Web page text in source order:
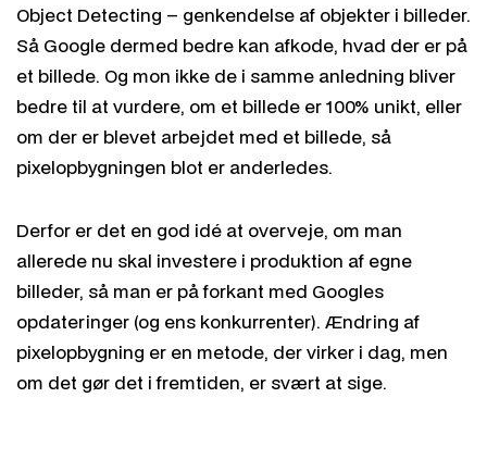
Object Detecting – genkendelse af objekter i billeder.
Så Google dermed bedre kan afkode, hvad der er på
et billede. Og mon ikke de i samme anledning bliver
bedre til at vurdere, om et billede er 100% unikt, eller
om der er blevet arbejdet med et billede, så
pixelopbygningen blot er anderledes.
Derfor er det en god idé at overveje, om man
allerede nu skal investere i produktion af egne
billeder, så man er på forkant med Googles
opdateringer (og ens konkurrenter). Ændring af
pixelopbygning er en metode, der virker i dag, men
om det gør det i fremtiden, er svært at sige.